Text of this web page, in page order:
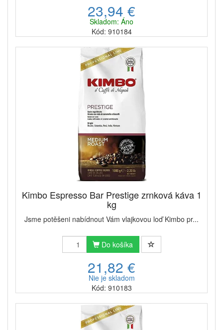
23,94 €
Skladom: Áno
Kód: 910184
Kimbo Espresso Bar Prestige zrnková káva 1
kg
Jsme potěšeni nabídnout Vám vlajkovou loď Kimbo pr...
Do košíka
21,82 €
Nie je skladom
Kód: 910183